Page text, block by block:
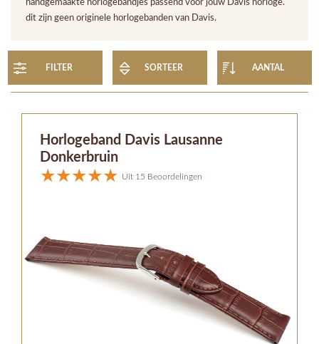
handgemaakte horlogebandjes passend voor jouw Davis horloge.
dit zijn geen originele horlogebanden van Davis.
FILTER SORTEER AANTAL
Horlogeband Davis Lausanne
Donkerbruin
Uit 15 Beoordelingen